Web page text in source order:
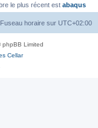
le plus récent est abaqus
Fuseau horaire sur UTC+02:00
Limited
Cellar